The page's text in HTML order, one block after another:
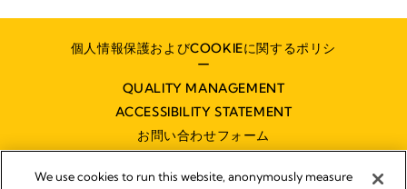
個人情報保護およびCOOKIEに関するポリシ
ー
QUALITY MANAGEMENT
ACCESSIBILITY STATEMENT
お問い合わせフォーム
We use cookies to run this website, anonymously measure